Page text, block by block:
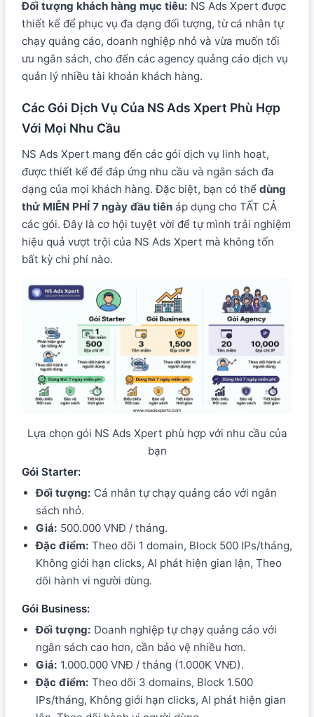
Đối tượng khách hàng mục tiêu: NS Ads Xpert được
thiết kế để phục vụ đa dạng đối tượng, từ cá nhân tự
chạy quảng cáo, doanh nghiệp nhỏ và vừa muốn tối
ưu ngân sách, cho đến các agency quảng cáo dịch vụ
quản lý nhiều tài khoản khách hàng.
Các Gói Dịch Vụ Của NS Ads Xpert Phù Hợp
Với Mọi Nhu Cầu
NS Ads Xpert mang đến các gói dịch vụ linh hoạt,
được thiết kế để đáp ứng nhu cầu và ngân sách đa
dạng của mọi khách hàng. Đặc biệt, bạn có thể dùng
thử MIỄN PHÍ 7 ngày đầu tiên áp dụng cho TẤT CẢ
các gói. Đây là cơ hội tuyệt vời để tự mình trải nghiệm
hiệu quả vượt trội của NS Ads Xpert mà không tốn
bất kỳ chi phí nào.
Lựa chọn gói NS Ads Xpert phù hợp với nhu cầu của
bạn
Gói Starter:
Đối tượng: Cá nhân tự chạy quảng cáo với ngân
sách nhỏ.
Giá: 500.000 VNĐ / tháng.
Đặc điểm: Theo dõi 1 domain, Block 500 IPs/tháng,
Không giới hạn clicks, AI phát hiện gian lận, Theo
dõi hành vi người dùng.
Gói Business:
Đối tượng: Doanh nghiệp tự chạy quảng cáo với
ngân sách cao hơn, cần bảo vệ nhiều hơn.
Giá: 1.000.000 VNĐ / tháng (1.000K VNĐ).
Đặc điểm: Theo dõi 3 domains, Block 1.500
IPs/tháng, Không giới hạn clicks, AI phát hiện gian